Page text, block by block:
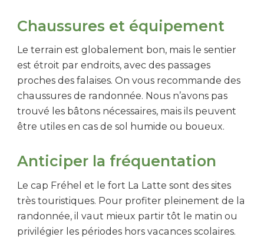
Chaussures et équipement
Le terrain est globalement bon, mais le sentier
est étroit par endroits, avec des passages
proches des falaises. On vous recommande des
chaussures de randonnée. Nous n’avons pas
trouvé les bâtons nécessaires, mais ils peuvent
être utiles en cas de sol humide ou boueux.
Anticiper la fréquentation
Le cap Fréhel et le fort La Latte sont des sites
très touristiques. Pour profiter pleinement de la
randonnée, il vaut mieux partir tôt le matin ou
privilégier les périodes hors vacances scolaires.